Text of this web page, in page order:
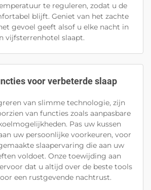
te reguleren, zodat u de
blijft. Geniet van het zachte
gevoel geeft alsof u elke nacht in
vijfsterrenhotel slaapt.
voor verbeterde slaap
van slimme technologie, zijn
van functies zoals aanpasbare
Pas uw kussen
uw persoonlijke voorkeuren, voor
slaapervaring die aan uw
voldoet. Onze toewijding aan
dat u altijd over de beste tools
een rustgevende nachtrust.